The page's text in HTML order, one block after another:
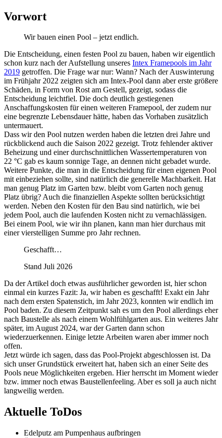
Vorwort
Wir bauen einen Pool – jetzt endlich.
Die Entscheidung, einen festen Pool zu bauen, haben wir eigentlich
schon kurz nach der Aufstellung unseres Intex Framepools im Jahr
2019 getroffen. Die Frage war nur: Wann? Nach der Auswinterung
im Frühjahr 2022 zeigten sich am Intex-Pool dann aber erste größere
Schäden, in Form von Rost am Gestell, gezeigt, sodass die
Entscheidung leichtfiel. Die doch deutlich gestiegenen
Anschaffungskosten für einen weiteren Framepool, der zudem nur
eine begrenzte Lebensdauer hätte, haben das Vorhaben zusätzlich
untermauert.
Dass wir den Pool nutzen werden haben die letzten drei Jahre und
rückblickend auch die Saison 2022 gezeigt. Trotz fehlender aktiver
Beheizung und einer durchschnittlichen Wassertemperaturen von
22 °C gab es kaum sonnige Tage, an dennen nicht gebadet wurde.
Weitere Punkte, die man in die Entscheidung für einen eigenen Pool
mit einbeziehen sollte, sind natürlich die generelle Machbarkeit. Hat
man genug Platz im Garten bzw. bleibt vom Garten noch genug
Platz übrig? Auch die finanziellen Aspekte sollten berücksichtigt
werden. Neben den Kosten für den Bau sind natürlich, wie bei
jedem Pool, auch die laufenden Kosten nicht zu vernachlässigen.
Bei einem Pool, wie wir ihn planen, kann man hier durchaus mit
einer vierstelligen Summe pro Jahr rechnen.
Geschafft…
Stand Juli 2026
Da der Artikel doch etwas ausführlicher geworden ist, hier schon
einmal ein kurzes Fazit: Ja, wir haben es geschafft! Exakt ein Jahr
nach dem ersten Spatenstich, im Jahr 2023, konnten wir endlich im
Pool baden. Zu diesem Zeitpunkt sah es um den Pool allerdings eher
nach Baustelle als nach einem Wohlfühlgarten aus. Ein weiteres Jahr
später, im August 2024, war der Garten dann schon
wiederzuerkennen. Einige letzte Arbeiten waren aber immer noch
offen.
Jetzt würde ich sagen, dass das Pool-Projekt abgeschlossen ist. Da
sich unser Grundstück erweitert hat, haben sich an einer Seite des
Pools neue Möglichkeiten ergeben. Hier herrscht im Moment wieder
bzw. immer noch etwas Baustellenfeeling. Aber es soll ja auch nicht
langweilig werden.
Aktuelle ToDos
Edelputz am Pumpenhaus aufbringen